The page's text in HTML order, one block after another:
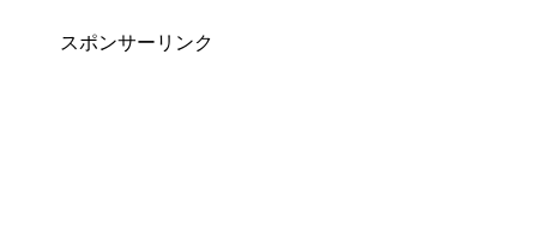
スポンサーリンク